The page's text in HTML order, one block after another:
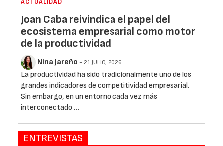
ACTUALIDAD
Joan Caba reivindica el papel del
ecosistema empresarial como motor
de la productividad
Nina Jareño - 21 JULIO, 2026
La productividad ha sido tradicionalmente uno de los
grandes indicadores de competitividad empresarial.
Sin embargo, en un entorno cada vez más
interconectado …
ENTREVISTAS